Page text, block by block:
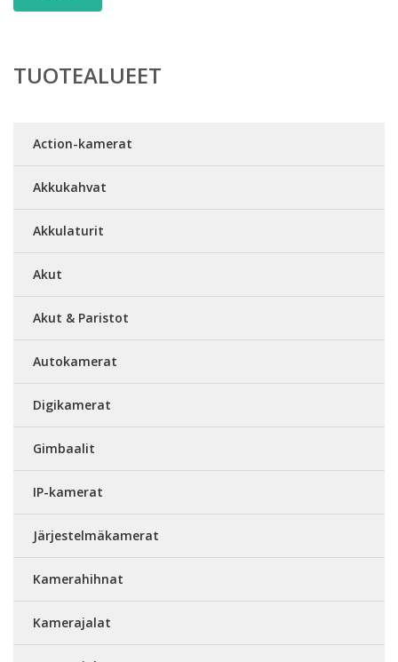
TUOTEALUEET
Action-kamerat
Akkukahvat
Akkulaturit
Akut
Akut & Paristot
Autokamerat
Digikamerat
Gimbaalit
IP-kamerat
Järjestelmäkamerat
Kamerahihnat
Kamerajalat